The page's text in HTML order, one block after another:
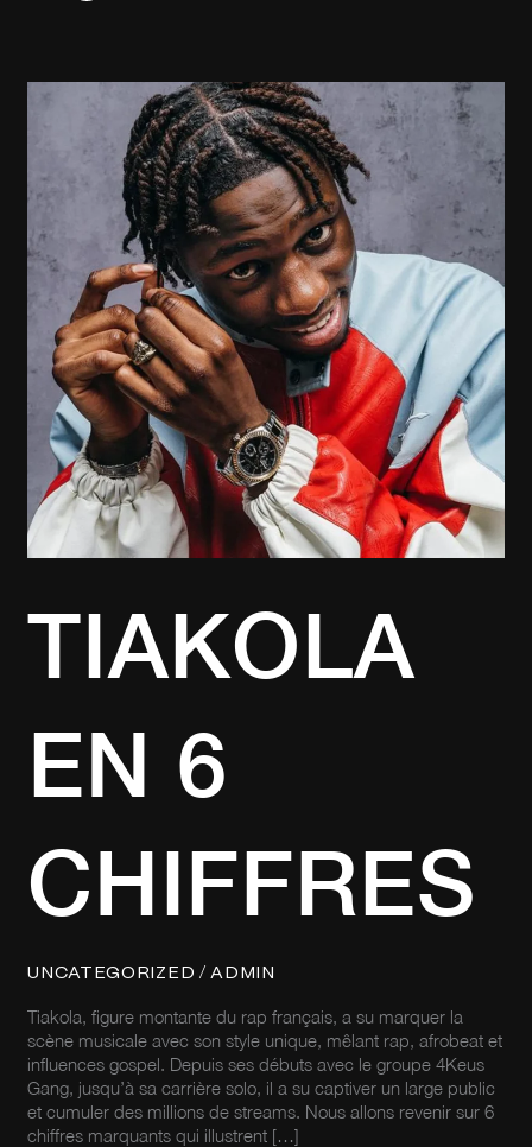
TIAKOLA
EN 6
CHIFFRES
UNCATEGORIZED / ADMIN
Tiakola, figure montante du rap français, a su marquer la
scène musicale avec son style unique, mêlant rap, afrobeat et
influences gospel. Depuis ses débuts avec le groupe 4Keus
Gang, jusqu’à sa carrière solo, il a su captiver un large public
et cumuler des millions de streams. Nous allons revenir sur 6
chiffres marquants qui illustrent […]
CHIFFRES